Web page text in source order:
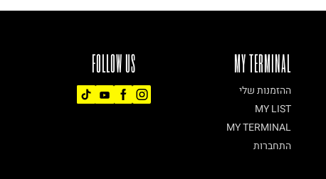
FOLLOW US MY TERMINAL
ההזמנות שלי
MY LIST
MY TERMINAL
התחברות